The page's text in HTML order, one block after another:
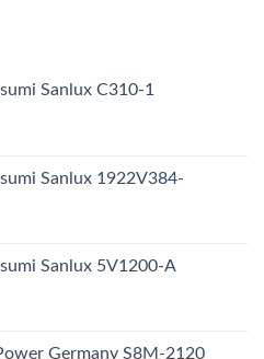
Sanlux C310-1
Sanlux 1922V384-
Sanlux 5V1200-A
Germany S8M-2120